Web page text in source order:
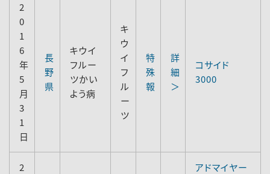
2
0
1
6
年
5
月
3
1
日
長
野
県
キウイ
フルー
ツかい
よう病
キ
ウ
イ
フ
ル
ー
ツ
特
殊
報
詳
細
＞
コサイド
3000
2
アドマイヤー